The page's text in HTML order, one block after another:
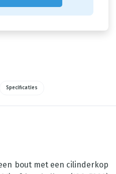
Specificaties
bout met een cilinderkop